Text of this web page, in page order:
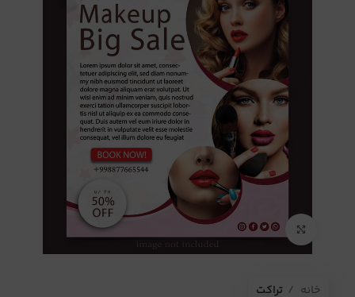
برای بزرگنمایی کلیک کنید
خانه تراکت